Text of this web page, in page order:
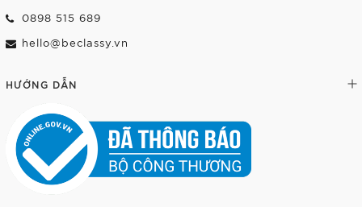
0898 515 689
hello@beclassy.vn
HƯỚNG DẪN